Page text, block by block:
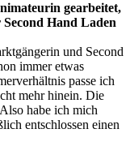
gearbeitet,
Hand Laden
und Second
immer etwas
passe ich
mehr hinein. Die
habe ich mich
entschlossen einen